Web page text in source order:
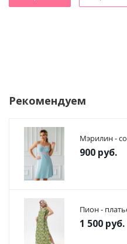
Рекомендуем
Мэрилин -
900 руб.
Пион -
1 500 руб.